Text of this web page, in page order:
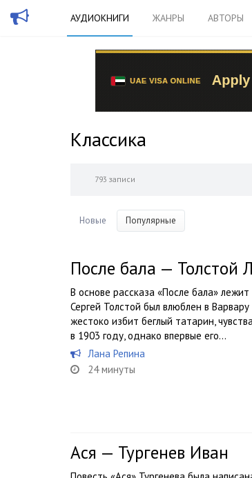
АУДИОКНИГИ ЖАНРЫ АВТОРЫ
Классика
793 записи
Новые Популярные
После бала — Толстой
В основе рассказа «После бала»
Сергей Толстой был влюблен в
жестоко избит беглый татарин,
в 1903 году, однако впервые его...
Лана Репина
24 минуты
Ася — Тургенев Иван